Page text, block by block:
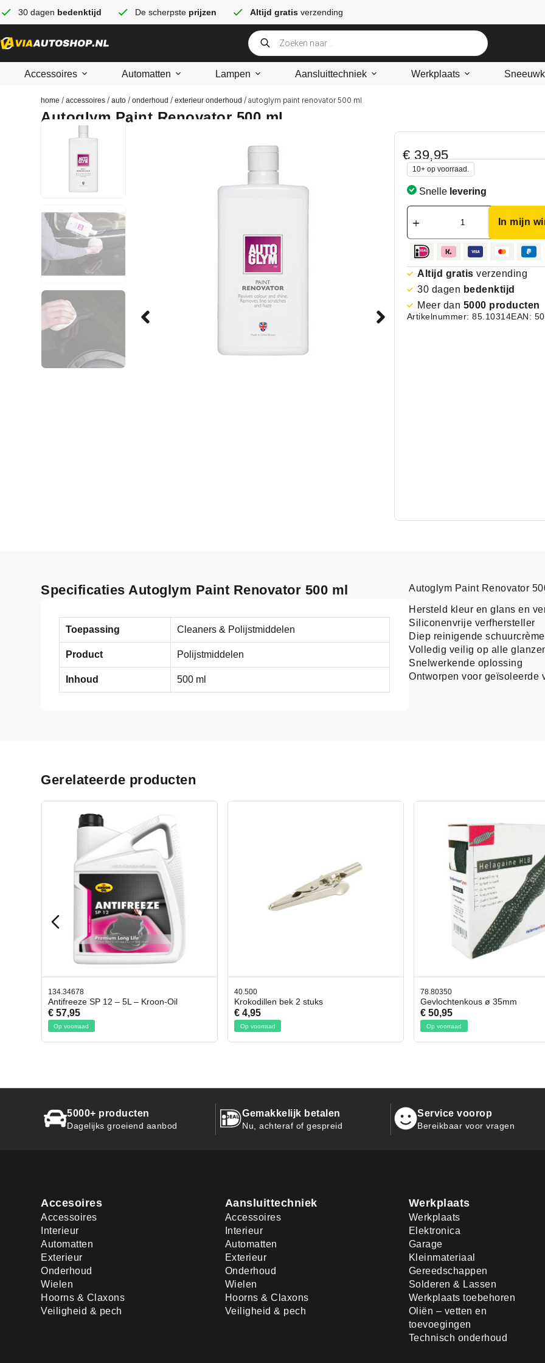
30 dagen bedenktijd De scherpste prijzen Altijd gratis verzending
Accessoires Automatten Lampen Aansluittechniek Werkplaats
home /accessoires /auto /onderhoud /exterieur onderhoud / autoglym paint renovator 500 ml
Autoglym Paint Renovator 500 ml
€39,95
10+ op voorraad.
Snelle levering
In mijn
Altijd gratis verzending
30 dagen bedenktijd
Meer dan 5000 producten
Artikelnummer: 85.10314EAN:
Specificaties Autoglym Paint Renovator 500 ml
Toepassing Cleaners & Polijstmiddelen
Product Polijstmiddelen
Inhoud 500 ml
Autoglym Paint Renovator
Hersteld kleur en glans en
Siliconenvrije verfhersteller
Diep reinigende schuurcrème
Volledig veilig op alle
Snelwerkende oplossing
Ontworpen voor geïsoleerde
Gerelateerde producten
40.500
Krokodillen bek 2 stuks
€ 4,95
Op voorraad
78.80350
Gevlochtenkous ø 35mm
€ 50,95
Op voorraad
42.59551
Bit- en Doppenset 19 Delig
€ 19,95
Op voorraad
5000+ producten
Dagelijks groeiend aanbod
Gemakkelijk betalen
Nu, achteraf of gespreid
Service voorop
Bereikbaar voor vragen
Accesoires
Accessoires
Interieur
Automatten
Exterieur
Onderhoud
Wielen
Hoorns & Claxons
Veiligheid & pech
Aansluittechniek
Accessoires
Interieur
Automatten
Exterieur
Onderhoud
Wielen
Hoorns & Claxons
Veiligheid & pech
Werkplaats
Werkplaats
Elektronica
Garage
Kleinmateriaal
Gereedschappen
Solderen & Lassen
Werkplaats toebehoren
Oliën – vetten en
toevoegingen
Technisch onderhoud